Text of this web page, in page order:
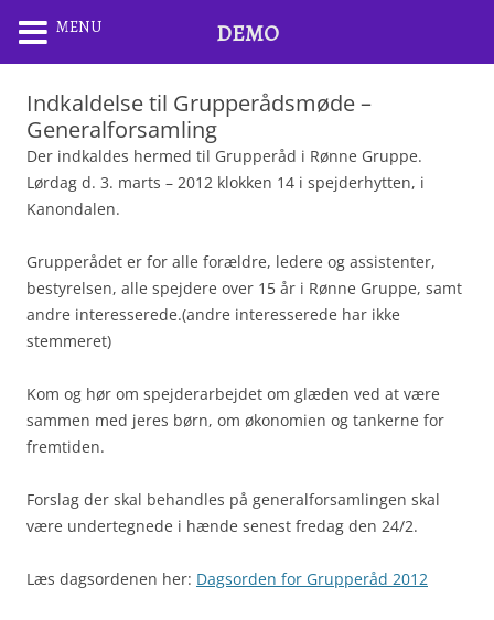
Indkaldelse til Grupperådsmøde –
Generalforsamling
Der indkaldes hermed til Grupperåd i Rønne Gruppe.
Lørdag d. 3. marts – 2012 klokken 14 i spejderhytten, i
Kanondalen.
Grupperådet er for alle forældre, ledere og assistenter,
bestyrelsen, alle spejdere over 15 år i Rønne Gruppe, samt
andre interesserede.(andre interesserede har ikke
stemmeret)
Kom og hør om spejderarbejdet om glæden ved at være
sammen med jeres børn, om økonomien og tankerne for
fremtiden.
Forslag der skal behandles på generalforsamlingen skal
være undertegnede i hænde senest fredag den 24/2.
Læs dagsordenen her: Dagsorden for Grupperåd 2012
MENU DEMO